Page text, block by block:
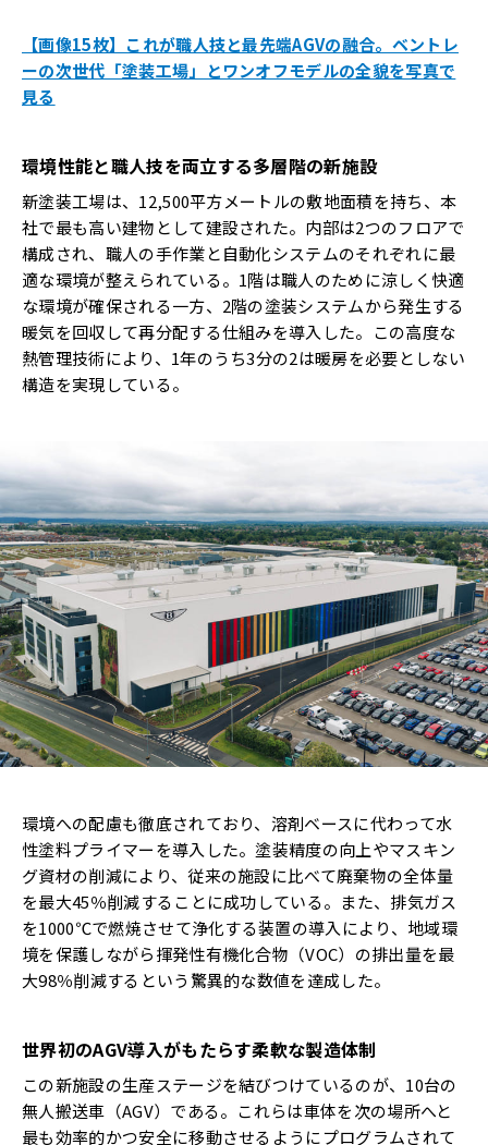
【画像15枚】これが職人技と最先端AGVの融合。ベントレ
ーの次世代「塗装工場」とワンオフモデルの全貌を写真で
見る
環境性能と職人技を両立する多層階の新施設
新塗装工場は、12,500平方メートルの敷地面積を持ち、本
社で最も高い建物として建設された。内部は2つのフロアで
構成され、職人の手作業と自動化システムのそれぞれに最
適な環境が整えられている。1階は職人のために涼しく快適
な環境が確保される一方、2階の塗装システムから発生する
暖気を回収して再分配する仕組みを導入した。この高度な
熱管理技術により、1年のうち3分の2は暖房を必要としない
構造を実現している。
環境への配慮も徹底されており、溶剤ベースに代わって水
性塗料プライマーを導入した。塗装精度の向上やマスキン
グ資材の削減により、従来の施設に比べて廃棄物の全体量
を最大45％削減することに成功している。また、排気ガス
を1000℃で燃焼させて浄化する装置の導入により、地域環
境を保護しながら揮発性有機化合物（VOC）の排出量を最
大98％削減するという驚異的な数値を達成した。
世界初のAGV導入がもたらす柔軟な製造体制
この新施設の生産ステージを結びつけているのが、10台の
無人搬送車（AGV）である。これらは車体を次の場所へと
最も効率的かつ安全に移動させるようにプログラムされて